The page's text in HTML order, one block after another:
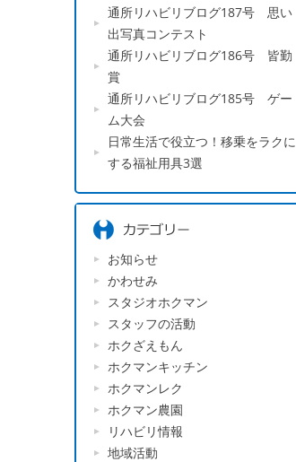
通所リハビリブログ187号 思い
出写真コンテスト
通所リハビリブログ186号 皆勤
賞
通所リハビリブログ185号 ゲー
ム大会
日常生活で役立つ！移乗をラクに
する福祉用具3選
お知らせ
かわせみ
スタジオホクマン
スタッフの活動
ホクざえもん
ホクマンキッチン
ホクマンレク
ホクマン農園
リハビリ情報
地域活動